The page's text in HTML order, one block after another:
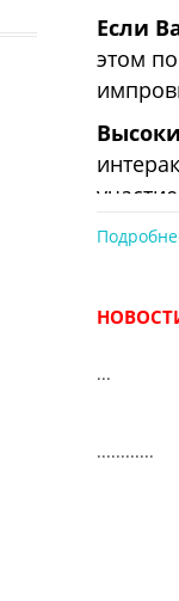
Если
этом
чтобы
же
...
............